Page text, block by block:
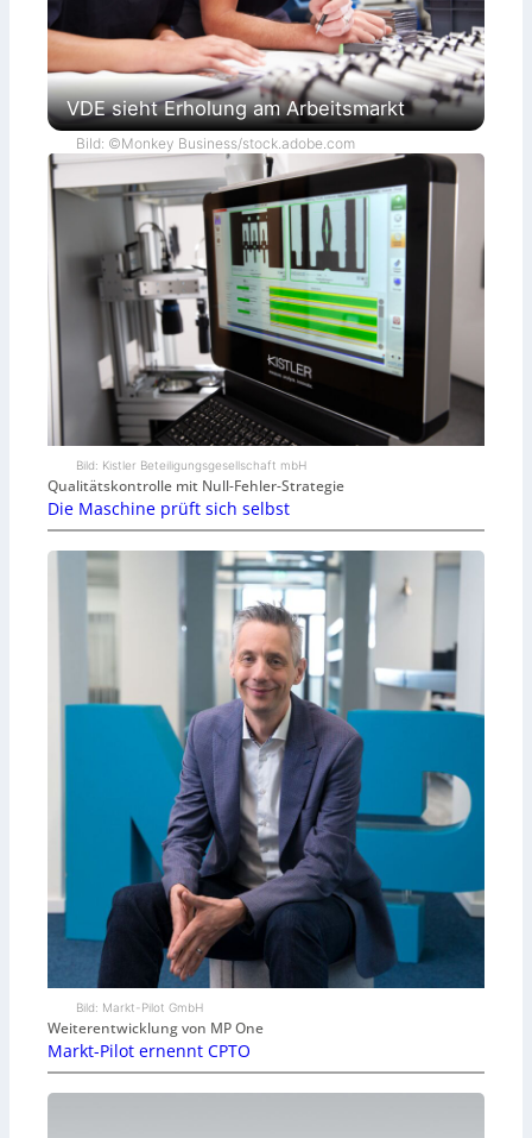
VDE sieht Erholung am Arbeitsmarkt
Bild: ©Monkey Business/stock.adobe.com
Bild: Kistler Beteiligungsgesellschaft mbH
Qualitätskontrolle mit Null-Fehler-Strategie
Die Maschine prüft sich selbst
Bild: Markt-Pilot GmbH
Weiterentwicklung von MP One
Markt-Pilot ernennt CPTO